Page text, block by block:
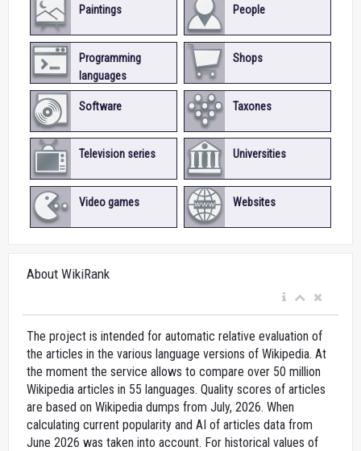
Paintings People
Programming
languages
Shops
Software Taxones
Television series Universities
Video games Websites
About WikiRank
The project is intended for automatic relative evaluation of
the articles in the various language versions of Wikipedia. At
the moment the service allows to compare over 50 million
Wikipedia articles in 55 languages. Quality scores of articles
are based on Wikipedia dumps from July, 2026. When
calculating current popularity and AI of articles data from
June 2026 was taken into account. For historical values of